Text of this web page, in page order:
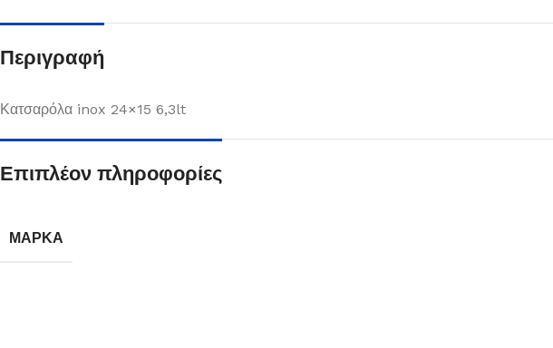
Πιάτα
Δείτε Περισσότερα
Περιγραφή
Κατσαρόλα inox 24×15 6,3lt
Επιπλέον πληροφορίες
ΜΆΡΚΑ